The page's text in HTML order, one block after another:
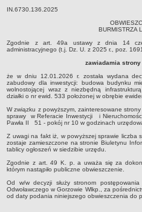
Strategia rozwoju Gminy
Obwieszczenia, ogłoszenia i
Drogi
Energia elektryczna
Meteorologiczne
Rozkłady jazdy autobusów
Wodociągi - ocena jakości wody
KONKURSY
Ogłoszenia o konkursach
Dane adresowe
IN.6730.136.2025
BURMISTRZA
Zgodnie z art. 49a ustawy z dnia 14
administracyjnego (t.j. Dz. U. z 2025 r., poz.
zawiadamia strony
że w dniu 12.01.2026 r. została wydana
zabudowy dla inwestycji: budowa budynku
wolnostojącej wraz z niezbędną
działki o nr ewid. 533 położonej w obrębie
W związku z powyższym, zainteresowane
sprawy w Referacie Inwestycji i
Pawła II 51 - pokój nr 10 w godzinach
Z uwagi na fakt iż, w powyższej sprawie liczba
zostaje zamieszczone na stronie Biuletynu
tablicy ogłoszeń w siedzibie urzędu.
Zgodnie z art. 49 K. p. a uważa się za
którym nastąpiło publiczne obwieszczenie.
Od w/w decyzji służy stronom
Odwoławczego w Gorzowie Wlkp., za
od daty podania niniejszego obwieszczenia do